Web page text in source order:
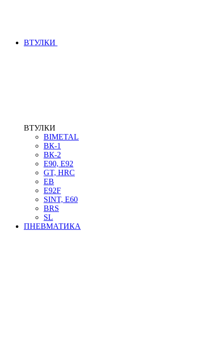
ВТУЛКИ
ВТУЛКИ
BIMETAL
ВК-1
ВК-2
Е90, E92
GT, HRC
EB
Е92F
SINT, E60
BRS
SL
ПНЕВМАТИКА